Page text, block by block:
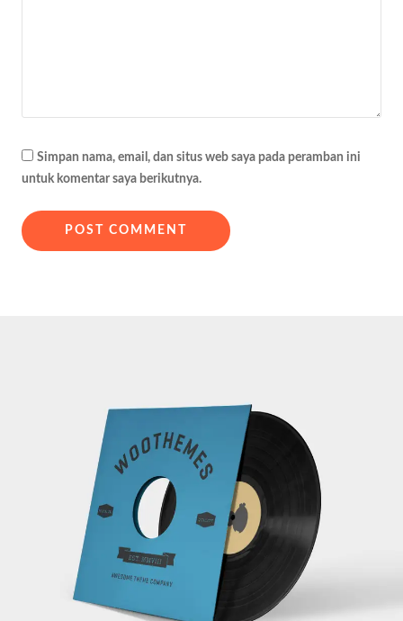
Simpan nama, email, dan situs web saya pada peramban ini
untuk komentar saya berikutnya.